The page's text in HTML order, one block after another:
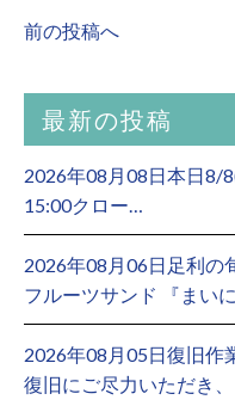
前の投稿へ
最新の投稿
2026年08月08日本日8/
15:00クロー…
2026年08月06日足利の
フルーツサンド 『まい
2026年08月05日復旧作
復旧にご尽力いただき